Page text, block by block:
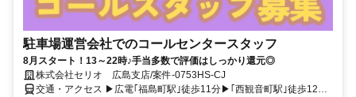
駐車場運営会社でのコールセンタースタッフ
8月スタート！13～22時♪手当多数で評価はしっかり還元◎
株式会社セリオ 広島支店/案件-0753HS-CJ
交通・アクセス ▶広電｢福島町駅｣徒歩11分▶｢西観音町駅｣徒歩12分･